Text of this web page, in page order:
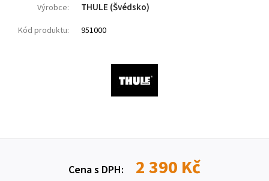
Výrobce: THULE (Švédsko)
Kód produktu: 951000
Cena s DPH: 2 390 Kč